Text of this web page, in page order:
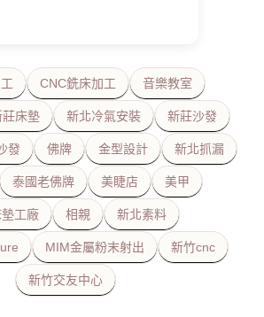
CNC銑床加工 音樂教室
莊床墊 新北冷氣安裝 新莊沙發
發 佛牌 金型設計 新北抓漏
泰國老佛牌 美睫店 美甲
工廠 相親 新北素料
MIM金屬粉末射出 新竹cnc
新竹交友中心